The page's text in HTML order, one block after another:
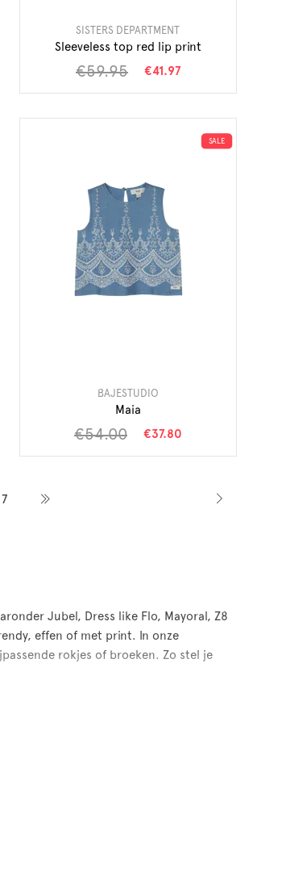
SISTERS DEPARTMENT
Sleeveless top red lip print
€59.95 €41.97
SALE
BAJESTUDIO
Maia
€54.00 €37.80
7
Jubel, Dress like Flo, Mayoral, Z8
effen of met print. In onze
rokjes of broeken. Zo stel je